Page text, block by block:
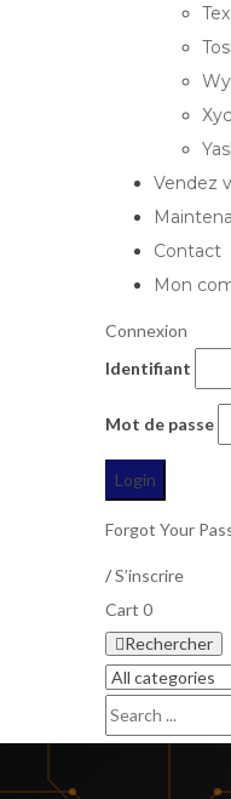
Vendez
Contact
Mon
Connexion
Identifiant
Mot de passe
Forgot Your
/S’inscrire
Cart 0
Rechercher